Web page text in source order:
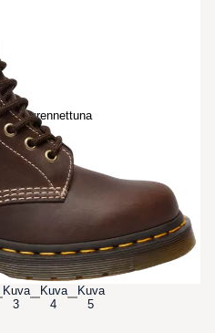
suurennettuna
Kuva
3
Kuva
4
Kuva
5